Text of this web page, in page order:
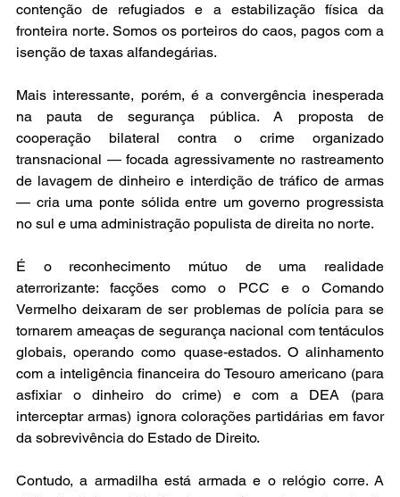
contenção de refugiados e a estabilização física da
fronteira norte. Somos os porteiros do caos, pagos com a
isenção de taxas alfandegárias.
Mais interessante, porém, é a convergência inesperada
na pauta de segurança pública. A proposta de
cooperação bilateral contra o crime organizado
transnacional — focada agressivamente no rastreamento
de lavagem de dinheiro e interdição de tráfico de armas
— cria uma ponte sólida entre um governo progressista
no sul e uma administração populista de direita no norte.
É o reconhecimento mútuo de uma realidade
aterrorizante: facções como o PCC e o Comando
Vermelho deixaram de ser problemas de polícia para se
tornarem ameaças de segurança nacional com tentáculos
globais, operando como quase-estados. O alinhamento
com a inteligência financeira do Tesouro americano (para
asfixiar o dinheiro do crime) e com a DEA (para
interceptar armas) ignora colorações partidárias em favor
da sobrevivência do Estado de Direito.
Contudo, a armadilha está armada e o relógio corre. A